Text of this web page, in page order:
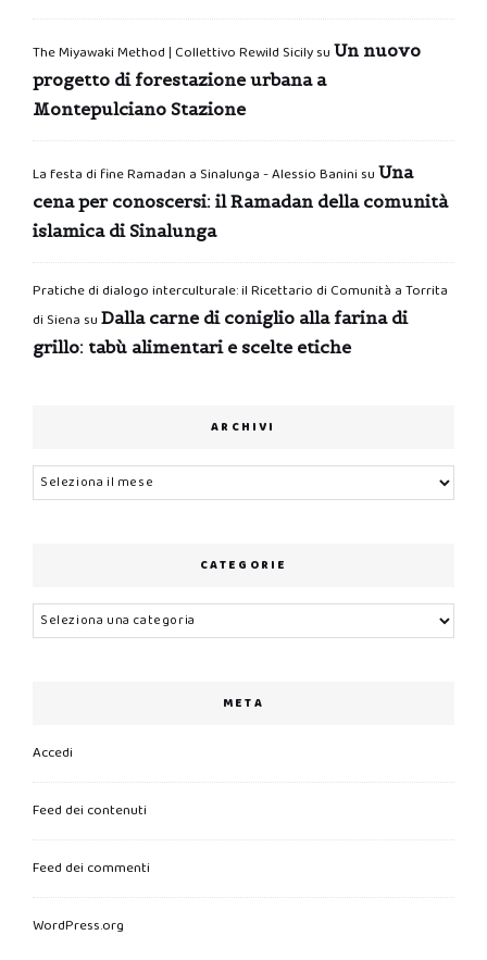
The Miyawaki Method | Collettivo Rewild Sicilysu Un nuovo
progetto di forestazione urbana a
Montepulciano Stazione
La festa di fine Ramadan a Sinalunga - Alessio Banini su Una
cena per conoscersi: il Ramadan della comunità
islamica di Sinalunga
Pratiche di dialogo interculturale: il Ricettario di Comunità a Torrita
di Siena su Dalla carne di coniglio alla farina di
grillo: tabù alimentari e scelte etiche
ARCHIVI
Archivi
CATEGORIE
Categorie
META
Accedi
Feed dei contenuti
Feed dei commenti
WordPress.org